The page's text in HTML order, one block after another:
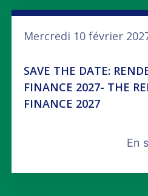
Mercredi 10 février
SAVE THE DATE:
FINANCE 2027- THE
FINANCE 2027
En